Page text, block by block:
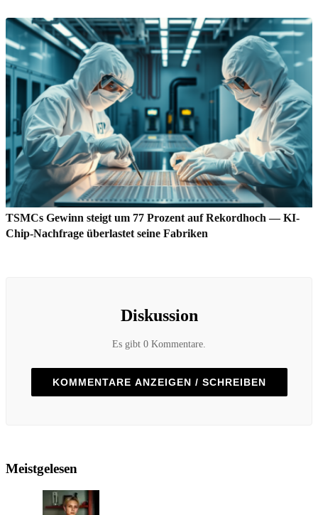
TSMCs Gewinn steigt um 77 Prozent auf Rekordhoch — KI-
Chip-Nachfrage überlastet seine Fabriken
Diskussion
Es gibt 0 Kommentare.
KOMMENTARE ANZEIGEN / SCHREIBEN
Meistgelesen